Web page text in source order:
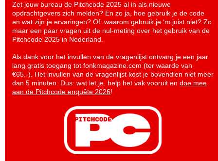
Zet jouw bureau de Pitchcode 2025 al in als nieuwe
opdrachtgevers zich melden? En zo ja, hoe gebruik je de code
en wat zijn je ervaringen? Of: waarom gebruik je ‘m juist niet? Zo
maar een paar vragen uit de nul-meting over het gebruik van de
Pitchcode 2025 in Nederland.
Als dank voor het invullen van de vragenlijst ontvang je een jaar
lang gratis toegang tot fonkmagazine.com (ter waarde van
€65,-). Het invullen van de vragenlijst kost je bovendien niet meer
dan 5 minuten. Dus: wat let je, help het vak vooruit en doe mee
aan de Pitchcode enquête 2026!